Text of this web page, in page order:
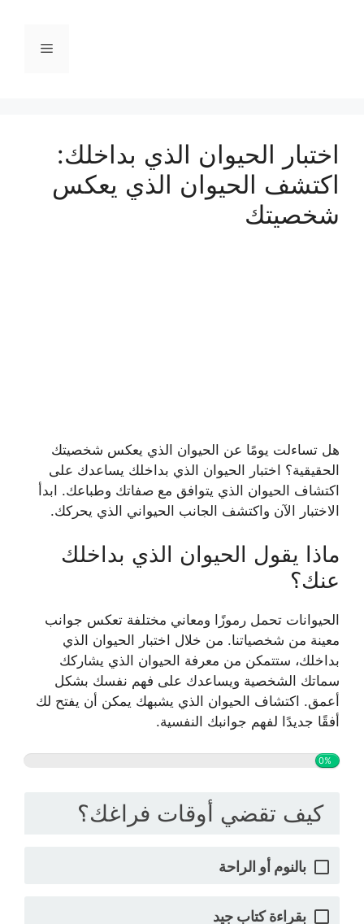
القائمة
اختبار الحيوان الذي بداخلك:
اكتشف الحيوان الذي يعكس
شخصيتك
هل تساءلت يومًا عن الحيوان الذي يعكس شخصيتك
الحقيقية؟ اختبار الحيوان الذي بداخلك يساعدك على
اكتشاف الحيوان الذي يتوافق مع صفاتك وطباعك. ابدأ
الاختبار الآن واكتشف الجانب الحيواني الذي يحركك.
ماذا يقول الحيوان الذي بداخلك
عنك؟
الحيوانات تحمل رموزًا ومعاني مختلفة تعكس جوانب
معينة من شخصياتنا. من خلال اختبار الحيوان الذي
بداخلك، ستتمكن من معرفة الحيوان الذي يشاركك
سماتك الشخصية ويساعدك على فهم نفسك بشكل
أعمق. اكتشاف الحيوان الذي يشبهك يمكن أن يفتح لك
أفقًا جديدًا لفهم جوانبك النفسية.
0%
كيف تقضي أوقات فراغك؟
بالنوم أو الراحة
بقراءة كتاب جيد